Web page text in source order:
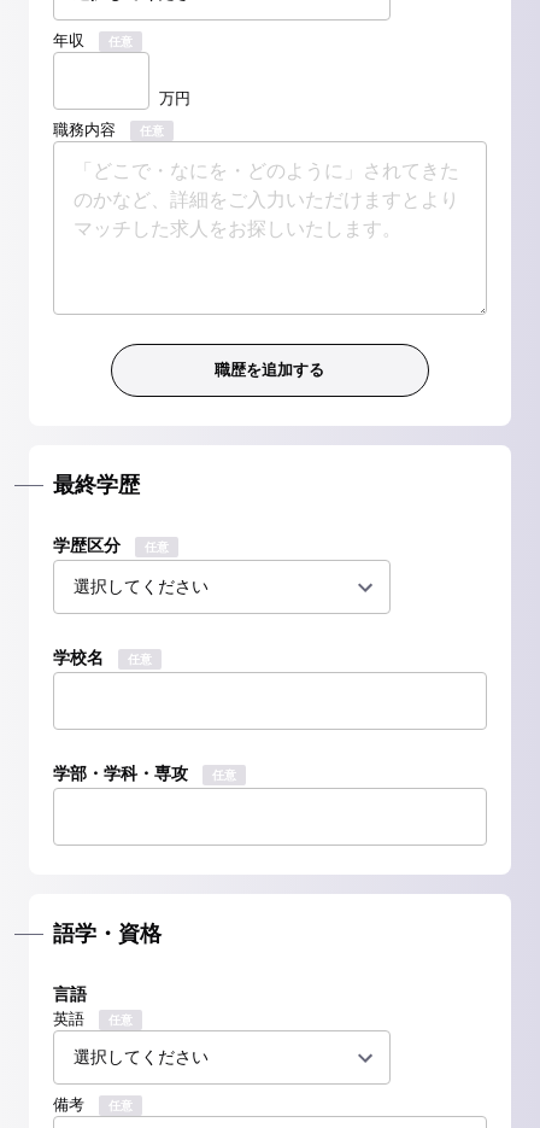
年収 任意
万円
職務内容
任意
最終学歴
学歴区分 任意
学校名 任意
学部・学科・専攻 任意
語学・資格
言語
英語 任意
備考 任意